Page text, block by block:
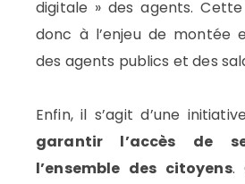
digitale » des agents.
donc à l’enjeu de montée
des agents publics et des
Enfin, il s’agit d’une
garantir l’accès de
l’ensemble des citoyens.